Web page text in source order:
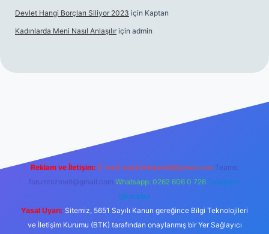
Devlet Hangi Borçları Siliyor 2023 için Kaptan
Kadınlarda Meni Nasıl Anlaşılır için admin
Betexper giriş adresi
Reklam ve İletişim: E-mail: backlinkpaneli@gmail.com Teams:
forumhizmeti@gmail.com Whatsapp: 0262 606 0 726 Telegram:
@karabul
Yasal Uyarı: Sitemiz, 5651 Sayılı Kanun gereğince Bilgi Teknolojileri
ve İletişim Kurumu (BTK) tarafından onaylanmış bir Yer Sağlayıcı